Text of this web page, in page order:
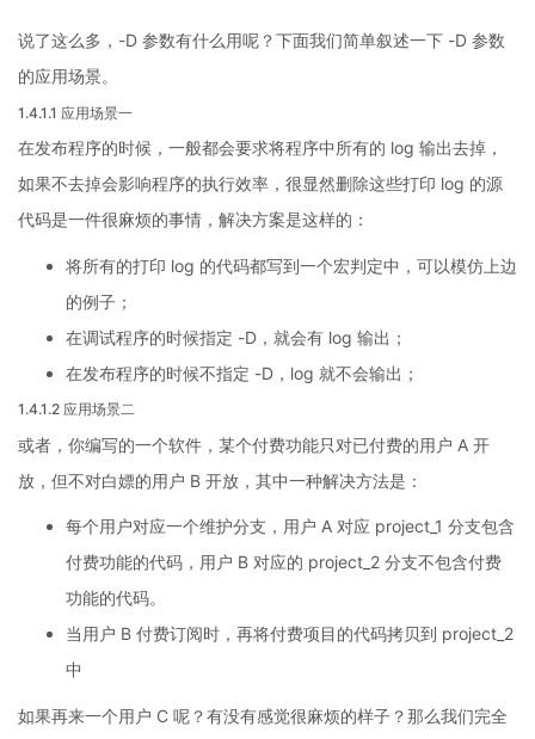
说了这么多，-D 参数有什么用呢？下面我们简单叙述一下 -D 参数
的应用场景。
1.4.1.1 应用场景一
在发布程序的时候，一般都会要求将程序中所有的 log 输出去掉，
如果不去掉会影响程序的执行效率，很显然删除这些打印 log 的源
代码是一件很麻烦的事情，解决方案是这样的：
将所有的打印 log 的代码都写到一个宏判定中，可以模仿上边
的例子；
在调试程序的时候指定 -D，就会有 log 输出；
在发布程序的时候不指定 -D，log 就不会输出；
1.4.1.2 应用场景二
或者，你编写的一个软件，某个付费功能只对已付费的用户 A 开
放，但不对白嫖的用户 B 开放，其中一种解决方法是：
每个用户对应一个维护分支，用户 A 对应 project_1 分支包含
付费功能的代码，用户 B 对应的 project_2 分支不包含付费
功能的代码。
当用户 B 付费订阅时，再将付费项目的代码拷贝到 project_2
中
如果再来一个用户 C 呢？有没有感觉很麻烦的样子？那么我们完全